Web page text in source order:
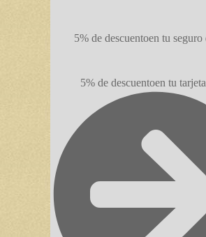
5% de descuentoen tu seguro
5% de descuentoen tu